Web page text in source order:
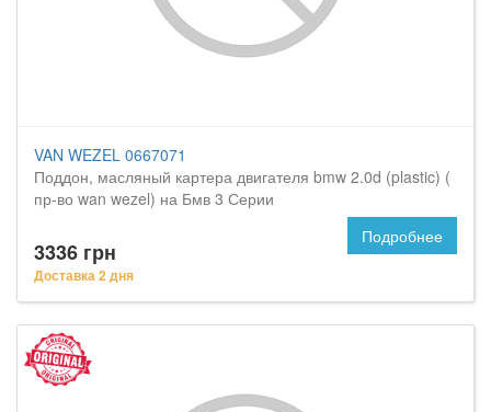
VAN WEZEL 0667071
Поддон, масляный картера двигателя bmw 2.0d (plastic) (
пр-во wan wezel) на Бмв 3 Серии
3336 грн
Доставка 2 дня
Подробнее